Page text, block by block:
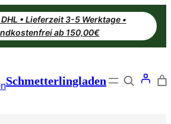
• Lieferzeit 3-5 Werktage •
ab 150,00€
Schmetterlingladen Search